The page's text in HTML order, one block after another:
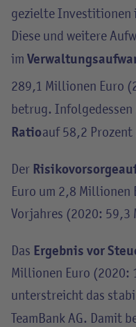
gezielte
Diese und weitere
im
289,1 Millionen Euro
betrug. Infolgedessen
Ratioauf 58,2
Der
Euro um 2,8 Millionen
Vorjahres (2020: 59,3
Das Ergebnis vor
Millionen Euro (2020:
unterstreicht das
TeamBank AG. Damit